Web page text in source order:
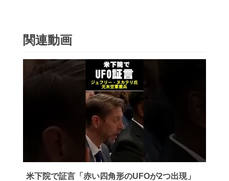
関連動画
米下院で証言「赤い四角形のUFOが2つ出現」